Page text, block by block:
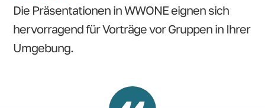
Die Präsentationen in WWONE eignen sich
hervorragend für Vorträge vor Gruppen in Ihrer
Umgebung.